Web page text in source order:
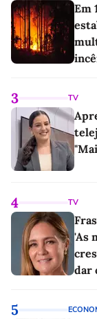
Em
3 TV
4 TV
'As
dar
5